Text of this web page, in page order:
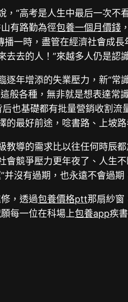
“高考是人生中最后一次不
山有路勤為徑包養一個月價錢
播一時，盡管在經濟社會成
去去的人！”來越多人仍是認
年增添的失業壓力，新“常
這般各種，無非就是想表達
后也基礎都有批量營銷收割
最好前途，唸書路、上坡路
教導的需求比以往任何時辰
會競爭壓力更年夜了、人生
沒有過期，也永遠不會過
，透過包養價格ptt那扇紗窗
每一位在科場上包養app疾